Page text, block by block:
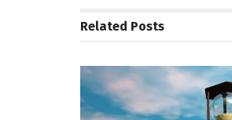
Related Posts